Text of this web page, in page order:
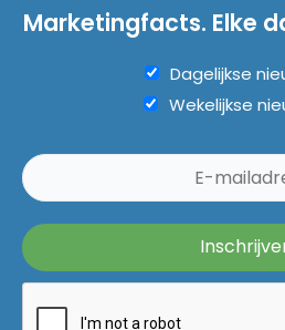
Marketingfacts. Elke
Dagelijkse
Wekelijkse